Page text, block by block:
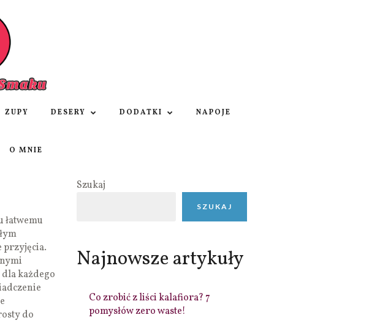
ZUPY DESERY DODATKI NAPOJE
O MNIE
przyjęcia.
każdego
do
Szukaj
SZUKAJ
Najnowsze artykuły
Co zrobić z liści kalafiora? 7
pomysłów zero waste!